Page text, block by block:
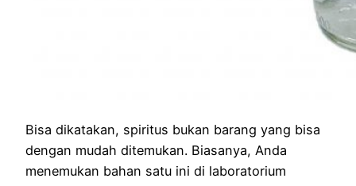
Bisa dikatakan, spiritus bukan barang yang bisa
dengan mudah ditemukan. Biasanya, Anda
menemukan bahan satu ini di laboratorium